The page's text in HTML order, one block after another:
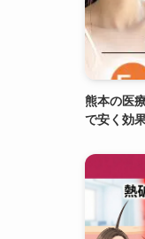
熊本の医
で安く効